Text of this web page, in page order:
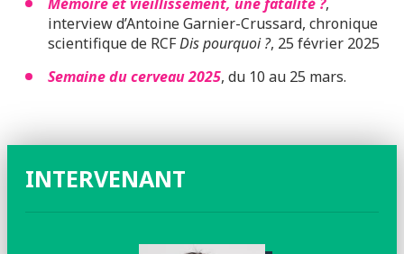
interview d’Antoine Garnier-Crussard, chronique
scientifique de RCFDis pourquoi ?, 25 février 2025
Semaine du cerveau 2025, du 10 au 25 mars.
INTERVENANT